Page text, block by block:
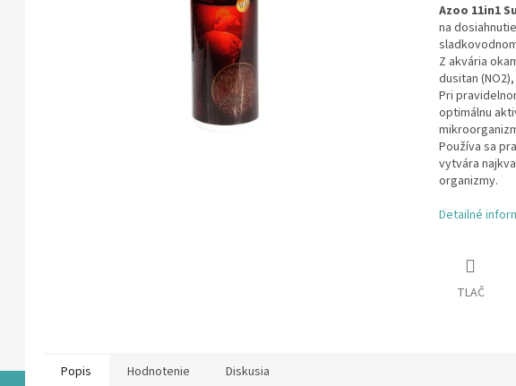
Azoo 11in1
na
Z akvária
dusitan
Pri
optimálnu
Používa sa
vytvára
organizmy.
Detailné
TLAČ
Popis Hodnotenie Diskusia